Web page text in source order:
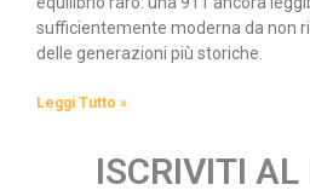
sufficientemente moderna da non
delle generazioni più storiche.
Leggi Tutto »
ISCRIVITI AL